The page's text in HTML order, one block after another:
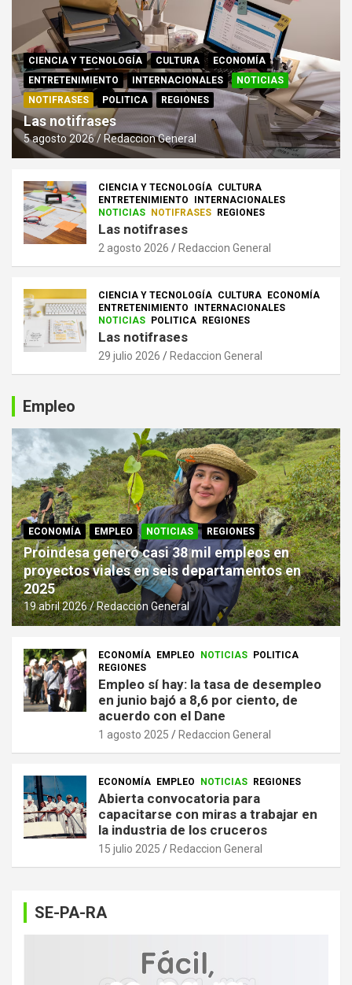
CIENCIA Y TECNOLOGÍA CULTURA
ECONOMÍA
ENTRETENIMIENTO
INTERNACIONALES
NOTICIAS
NOTIFRASES
POLITICA REGIONES
Las notifrases
5 agosto 2026 Redaccion General
CIENCIA Y TECNOLOGÍA CULTURA
ENTRETENIMIENTO
INTERNACIONALES
NOTICIAS
NOTIFRASES REGIONES
Las notifrases
2 agosto 2026 Redaccion General
CIENCIA Y TECNOLOGÍA CULTURA
ECONOMÍA
ENTRETENIMIENTO
INTERNACIONALES
NOTICIAS
POLITICA REGIONES
Las notifrases
29 julio 2026 Redaccion General
Empleo
ECONOMÍA EMPLEO NOTICIAS REGIONES
Proindesa generó casi 38 mil empleos en
proyectos viales en seis departamentos en
2025
19 abril 2026 Redaccion General
ECONOMÍA EMPLEO NOTICIAS
POLITICA
REGIONES
Empleo sí hay: la tasa de desempleo
en junio bajó a 8,6 por ciento, de
acuerdo con el Dane
1 agosto 2025 Redaccion General
ECONOMÍA EMPLEO NOTICIAS REGIONES
Abierta convocatoria para
capacitarse con miras a trabajar en
la industria de los cruceros
15 julio 2025 Redaccion General
SE-PA-RA